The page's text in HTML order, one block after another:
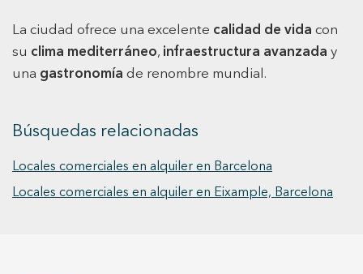
La ciudad ofrece una excelente calidad de vida con
su clima mediterráneo, infraestructura avanzada y
una gastronomía de renombre mundial.
Búsquedas relacionadas
Locales comerciales en alquiler en Barcelona
Locales comerciales en alquiler en Eixample, Barcelona